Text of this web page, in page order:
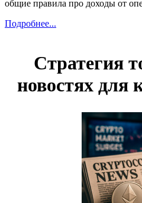
общие правила про доходы от
Подробнее...
Стратегия
новостях для